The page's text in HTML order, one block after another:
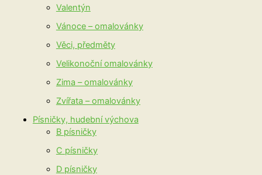
Valentýn
Vánoce – omalovánky
Věci, předměty
Velikonoční omalovánky
Zima – omalovánky
Zvířata – omalovánky
Písničky, hudební výchova
B písničky
C písničky
D písničky